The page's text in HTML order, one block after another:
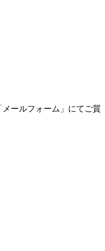
ールフォーム」 にてご質